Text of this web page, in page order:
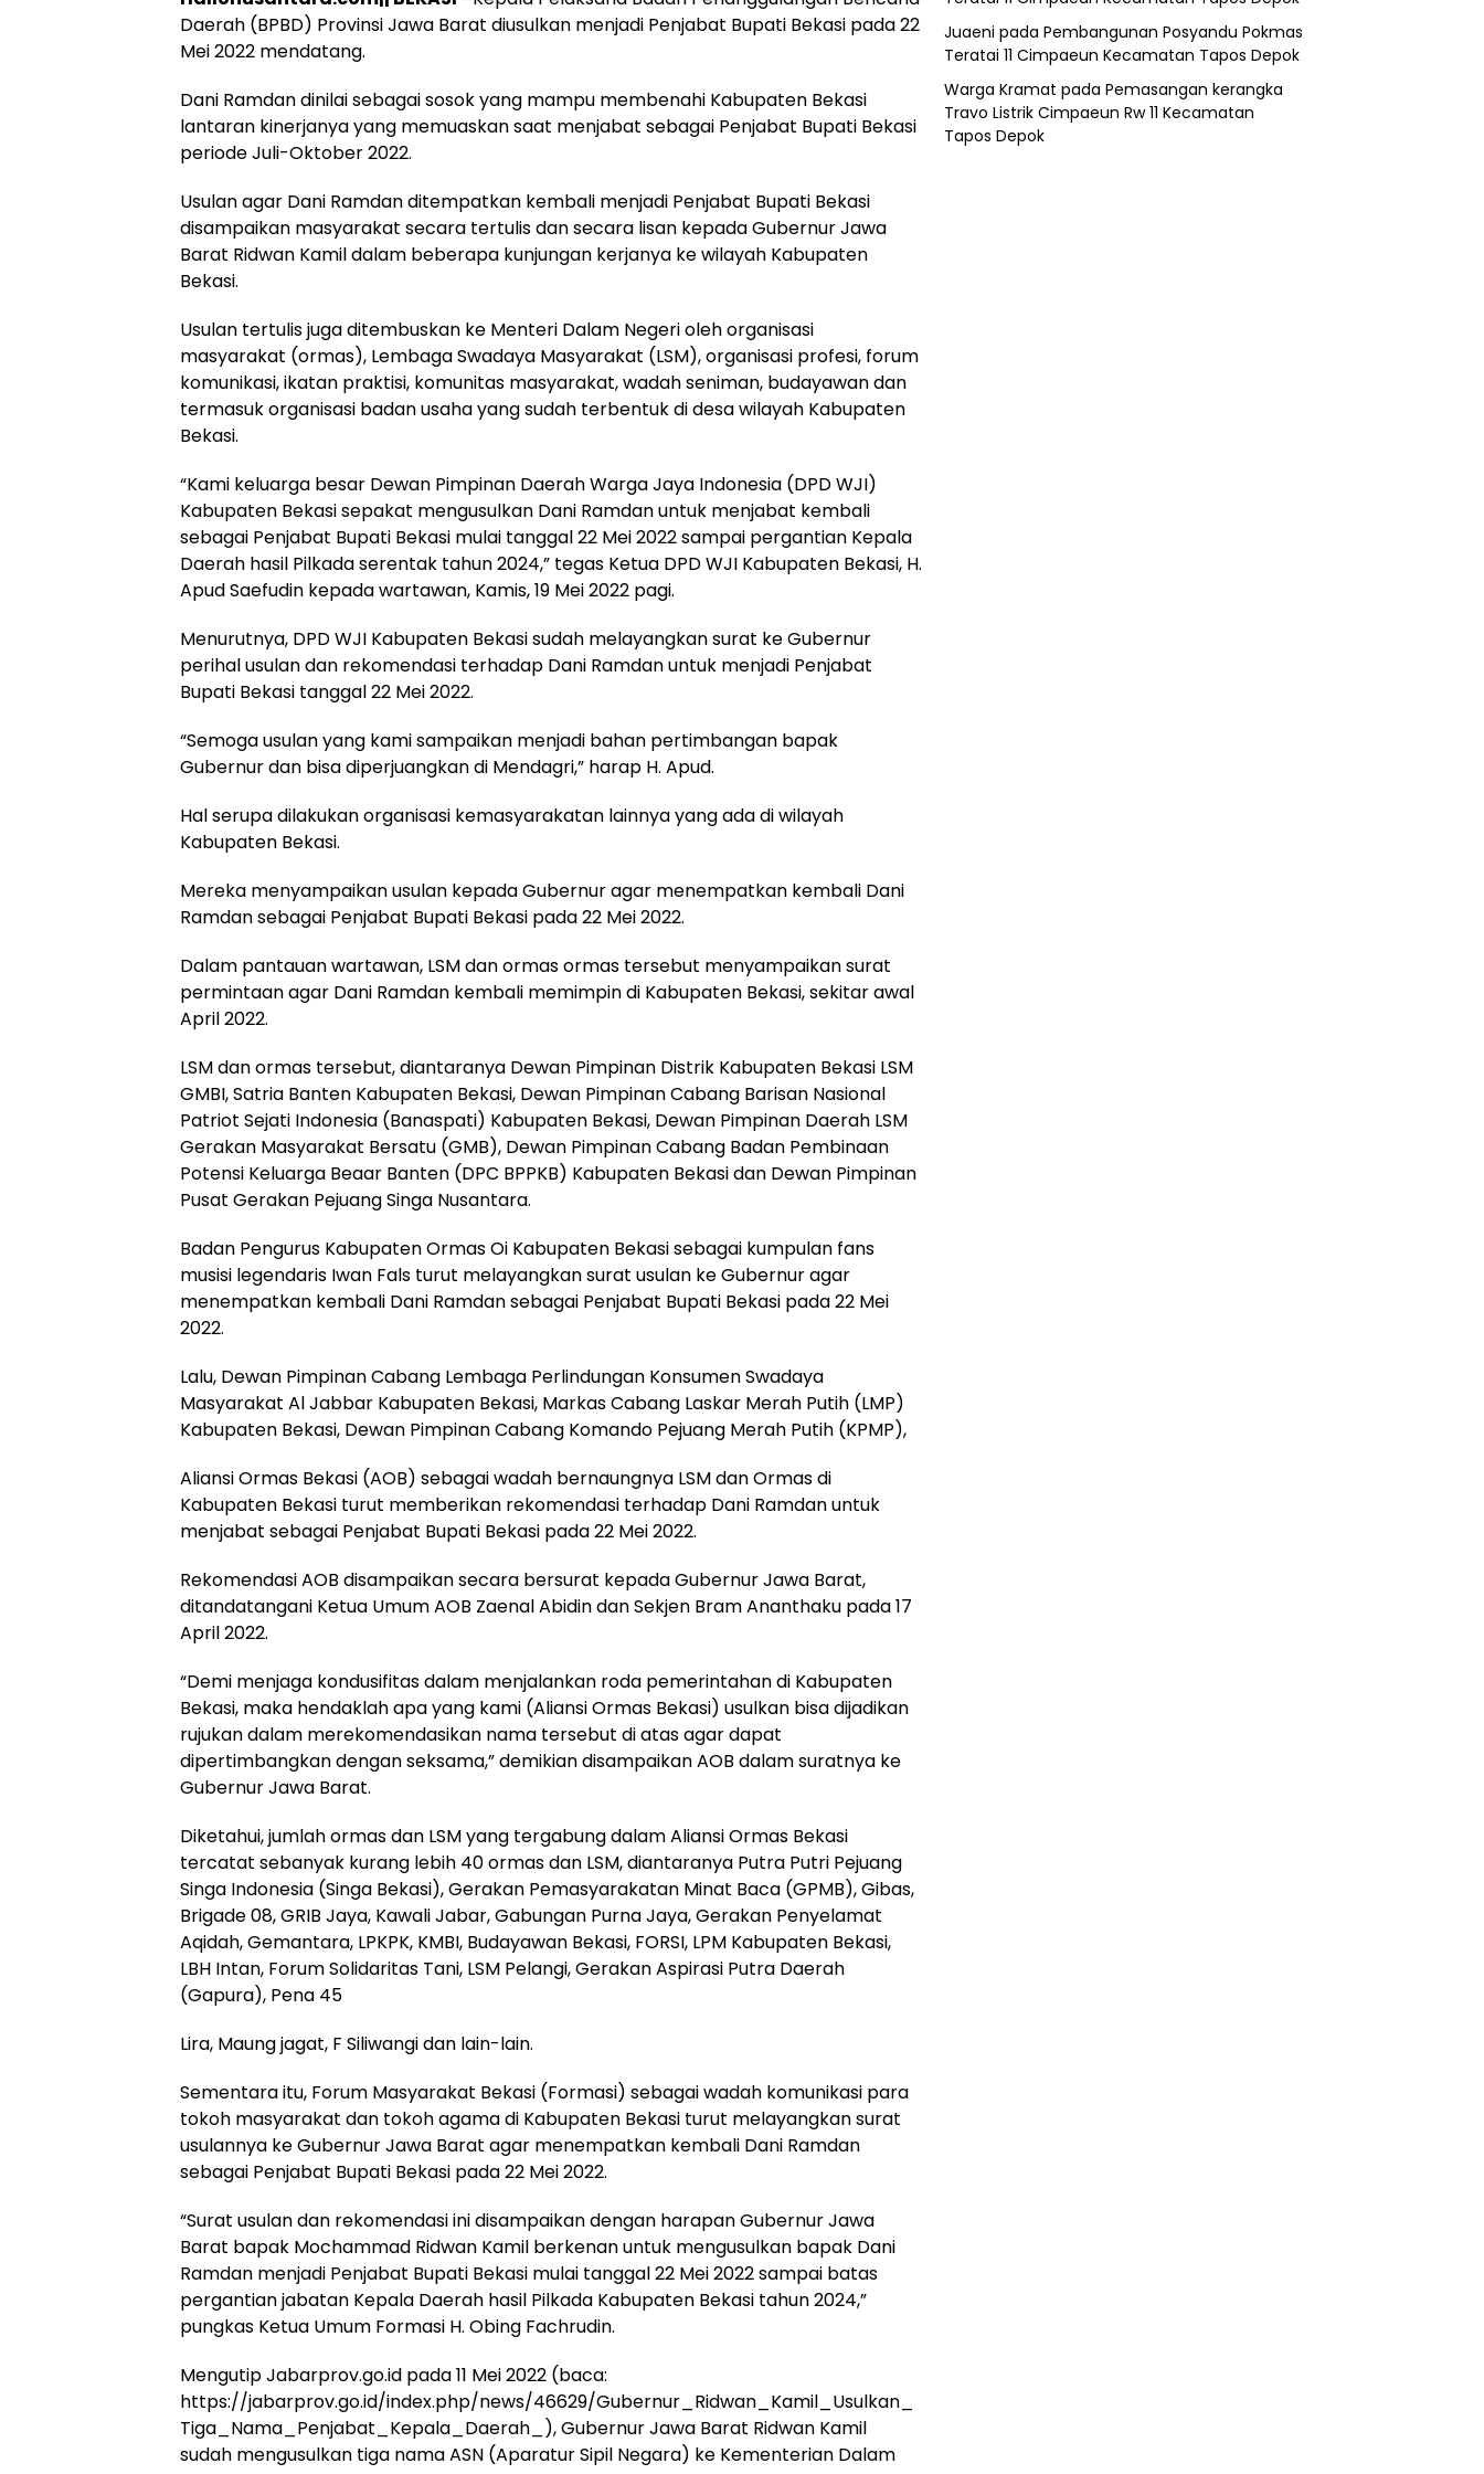
Daerah (BPBD) Provinsi Jawa Barat diusulkan menjadi Penjabat Bupati Bekasi pada 22
Mei 2022 mendatang.
Dani Ramdan dinilai sebagai sosok yang mampu membenahi Kabupaten Bekasi
lantaran kinerjanya yang memuaskan saat menjabat sebagai Penjabat Bupati Bekasi
periode Juli-Oktober 2022.
Usulan agar Dani Ramdan ditempatkan kembali menjadi Penjabat Bupati Bekasi
disampaikan masyarakat secara tertulis dan secara lisan kepada Gubernur Jawa
Barat Ridwan Kamil dalam beberapa kunjungan kerjanya ke wilayah Kabupaten
Bekasi.
Usulan tertulis juga ditembuskan ke Menteri Dalam Negeri oleh organisasi
masyarakat (ormas), Lembaga Swadaya Masyarakat (LSM), organisasi profesi, forum
komunikasi, ikatan praktisi, komunitas masyarakat, wadah seniman, budayawan dan
termasuk organisasi badan usaha yang sudah terbentuk di desa wilayah Kabupaten
Bekasi.
“Kami keluarga besar Dewan Pimpinan Daerah Warga Jaya Indonesia (DPD WJI)
Kabupaten Bekasi sepakat mengusulkan Dani Ramdan untuk menjabat kembali
sebagai Penjabat Bupati Bekasi mulai tanggal 22 Mei 2022 sampai pergantian Kepala
Daerah hasil Pilkada serentak tahun 2024,” tegas Ketua DPD WJI Kabupaten Bekasi, H.
Apud Saefudin kepada wartawan, Kamis, 19 Mei 2022 pagi.
Menurutnya, DPD WJI Kabupaten Bekasi sudah melayangkan surat ke Gubernur
perihal usulan dan rekomendasi terhadap Dani Ramdan untuk menjadi Penjabat
Bupati Bekasi tanggal 22 Mei 2022.
“Semoga usulan yang kami sampaikan menjadi bahan pertimbangan bapak
Gubernur dan bisa diperjuangkan di Mendagri,” harap H. Apud.
Hal serupa dilakukan organisasi kemasyarakatan lainnya yang ada di wilayah
Kabupaten Bekasi.
Mereka menyampaikan usulan kepada Gubernur agar menempatkan kembali Dani
Ramdan sebagai Penjabat Bupati Bekasi pada 22 Mei 2022.
Dalam pantauan wartawan, LSM dan ormas ormas tersebut menyampaikan surat
permintaan agar Dani Ramdan kembali memimpin di Kabupaten Bekasi, sekitar awal
April 2022.
LSM dan ormas tersebut, diantaranya Dewan Pimpinan Distrik Kabupaten Bekasi LSM
GMBI, Satria Banten Kabupaten Bekasi, Dewan Pimpinan Cabang Barisan Nasional
Patriot Sejati Indonesia (Banaspati) Kabupaten Bekasi, Dewan Pimpinan Daerah LSM
Gerakan Masyarakat Bersatu (GMB), Dewan Pimpinan Cabang Badan Pembinaan
Potensi Keluarga Beaar Banten (DPC BPPKB) Kabupaten Bekasi dan Dewan Pimpinan
Pusat Gerakan Pejuang Singa Nusantara.
Badan Pengurus Kabupaten Ormas Oi Kabupaten Bekasi sebagai kumpulan fans
musisi legendaris Iwan Fals turut melayangkan surat usulan ke Gubernur agar
menempatkan kembali Dani Ramdan sebagai Penjabat Bupati Bekasi pada 22 Mei
2022.
Lalu, Dewan Pimpinan Cabang Lembaga Perlindungan Konsumen Swadaya
Masyarakat Al Jabbar Kabupaten Bekasi, Markas Cabang Laskar Merah Putih (LMP)
Kabupaten Bekasi, Dewan Pimpinan Cabang Komando Pejuang Merah Putih (KPMP),
Aliansi Ormas Bekasi (AOB) sebagai wadah bernaungnya LSM dan Ormas di
Kabupaten Bekasi turut memberikan rekomendasi terhadap Dani Ramdan untuk
menjabat sebagai Penjabat Bupati Bekasi pada 22 Mei 2022.
Rekomendasi AOB disampaikan secara bersurat kepada Gubernur Jawa Barat,
ditandatangani Ketua Umum AOB Zaenal Abidin dan Sekjen Bram Ananthaku pada 17
April 2022.
“Demi menjaga kondusifitas dalam menjalankan roda pemerintahan di Kabupaten
Bekasi, maka hendaklah apa yang kami (Aliansi Ormas Bekasi) usulkan bisa dijadikan
rujukan dalam merekomendasikan nama tersebut di atas agar dapat
dipertimbangkan dengan seksama,” demikian disampaikan AOB dalam suratnya ke
Gubernur Jawa Barat.
Diketahui, jumlah ormas dan LSM yang tergabung dalam Aliansi Ormas Bekasi
tercatat sebanyak kurang lebih 40 ormas dan LSM, diantaranya Putra Putri Pejuang
Singa Indonesia (Singa Bekasi), Gerakan Pemasyarakatan Minat Baca (GPMB), Gibas,
Brigade 08, GRIB Jaya, Kawali Jabar, Gabungan Purna Jaya, Gerakan Penyelamat
Aqidah, Gemantara, LPKPK, KMBI, Budayawan Bekasi, FORSI, LPM Kabupaten Bekasi,
LBH Intan, Forum Solidaritas Tani, LSM Pelangi, Gerakan Aspirasi Putra Daerah
(Gapura), Pena 45
Lira, Maung jagat, F Siliwangi dan lain-lain.
Sementara itu, Forum Masyarakat Bekasi (Formasi) sebagai wadah komunikasi para
tokoh masyarakat dan tokoh agama di Kabupaten Bekasi turut melayangkan surat
usulannya ke Gubernur Jawa Barat agar menempatkan kembali Dani Ramdan
sebagai Penjabat Bupati Bekasi pada 22 Mei 2022.
“Surat usulan dan rekomendasi ini disampaikan dengan harapan Gubernur Jawa
Barat bapak Mochammad Ridwan Kamil berkenan untuk mengusulkan bapak Dani
Ramdan menjadi Penjabat Bupati Bekasi mulai tanggal 22 Mei 2022 sampai batas
pergantian jabatan Kepala Daerah hasil Pilkada Kabupaten Bekasi tahun 2024,”
pungkas Ketua Umum Formasi H. Obing Fachrudin.
Mengutip Jabarprov.go.id pada 11 Mei 2022 (baca:
https://jabarprov.go.id/index.php/news/46629/Gubernur_Ridwan_Kamil_Usulkan_
Tiga_Nama_Penjabat_Kepala_Daerah_), Gubernur Jawa Barat Ridwan Kamil
sudah mengusulkan tiga nama ASN (Aparatur Sipil Negara) ke Kementerian Dalam
Juaeni pada Pembangunan Posyandu Pokmas
Teratai 11 Cimpaeun Kecamatan Tapos Depok
Warga Kramat pada Pemasangan kerangka
Travo Listrik Cimpaeun Rw 11 Kecamatan
Tapos Depok